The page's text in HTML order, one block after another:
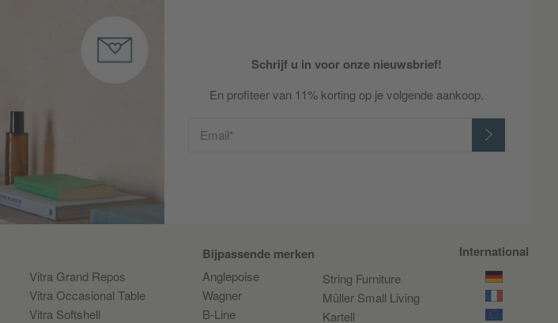
Schrijf u in voor onze nieuwsbrief!
En profiteer van 11% korting op je volgende aankoop.
Email*
Vitra Grand Repos
Vitra Occasional Table
Vitra Softshell
Bijpassende merken
Anglepoise
Wagner
B-Line
String Furniture
Müller Small Living
Kartell
International